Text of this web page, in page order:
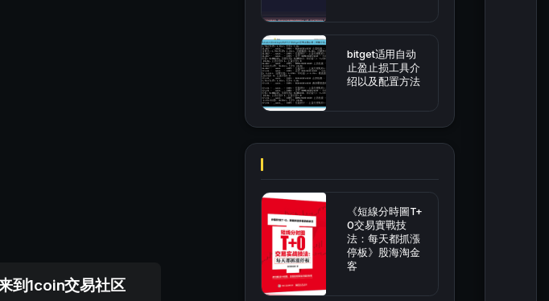
bitget适用自动
止盈止损工具介
绍以及配置方法
《短線分時圖T+
0交易實戰技
法：每天都抓漲
停板》股海淘金
客
到1coin交易社区